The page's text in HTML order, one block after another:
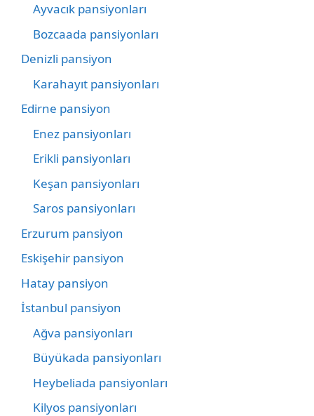
Ayvacık pansiyonları
Bozcaada pansiyonları
Denizli pansiyon
Karahayıt pansiyonları
Edirne pansiyon
Enez pansiyonları
Erikli pansiyonları
Keşan pansiyonları
Saros pansiyonları
Erzurum pansiyon
Eskişehir pansiyon
Hatay pansiyon
İstanbul pansiyon
Ağva pansiyonları
Büyükada pansiyonları
Heybeliada pansiyonları
Kilyos pansiyonları